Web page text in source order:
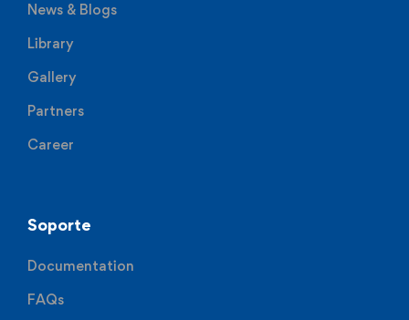
News & Blogs
Library
Gallery
Partners
Career
Soporte
Documentation
FAQs